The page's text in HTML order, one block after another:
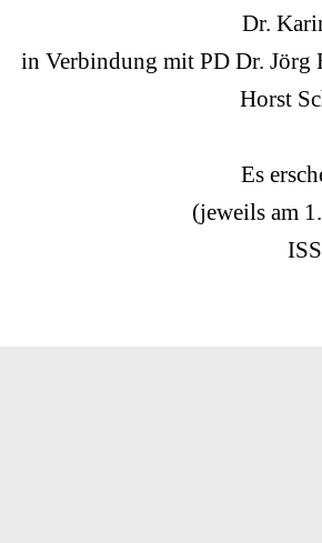
Dr.
in Verbindung mit PD Dr. Jörg
Horst
Es
(jeweils am